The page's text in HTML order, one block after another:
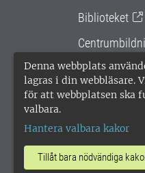
Denna webbplats
lagras i din webbläsare.
för att webbplatsen ska
valbara.
Hantera valbara kakor
Tillåt bara nödvändiga
Biblioteket